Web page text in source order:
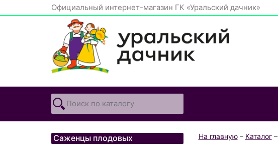
Официальный интернет-магазин ГК «Уральский дачник»
Саженцы плодовых На главную– Каталог–